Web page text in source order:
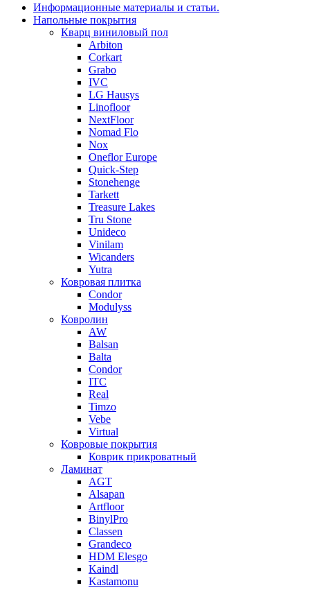
Информационные материалы и статьи.
Напольные покрытия
Кварц виниловый пол
Arbiton
Corkart
Grabo
IVC
LG Hausys
Linofloor
NextFloor
Nomad Flo
Nox
Oneflor Europe
Quick-Step
Stonehenge
Tarkett
Treasure Lakes
Tru Stone
Unideco
Vinilam
Wicanders
Yutra
Ковровая плитка
Condor
Modulyss
Ковролин
AW
Balsan
Balta
Condor
ITC
Real
Timzo
Vebe
Virtual
Ковровые покрытия
Коврик прикроватный
Ламинат
AGT
Alsapan
Artfloor
BinylPro
Classen
Grandeco
HDM Elesgo
Kaindl
Kastamonu